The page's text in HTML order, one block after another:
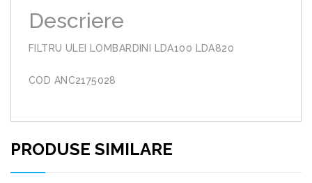
Descriere
FILTRU ULEI LOMBARDINI LDA100 LDA820
COD ANC2175028
PRODUSE SIMILARE